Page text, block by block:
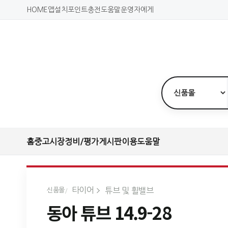
HOME 앱설치 포인트충전도움말운영자에게
홈중고시장정비/평가게시판이용도움말
신품몰 타이어 튜브 및 휠밸브
동아 튜브 14.9-28